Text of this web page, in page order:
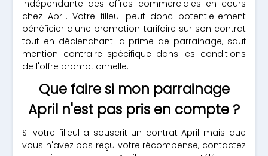
indépendante des offres commerciales en cours
chez April. Votre filleul peut donc potentiellement
bénéficier d'une promotion tarifaire sur son contrat
tout en déclenchant la prime de parrainage, sauf
mention contraire spécifique dans les conditions
de l'offre promotionnelle.
Que faire si mon parrainage
April n'est pas pris en compte ?
Si votre filleul a souscrit un contrat April mais que
vous n'avez pas reçu votre récompense, contactez